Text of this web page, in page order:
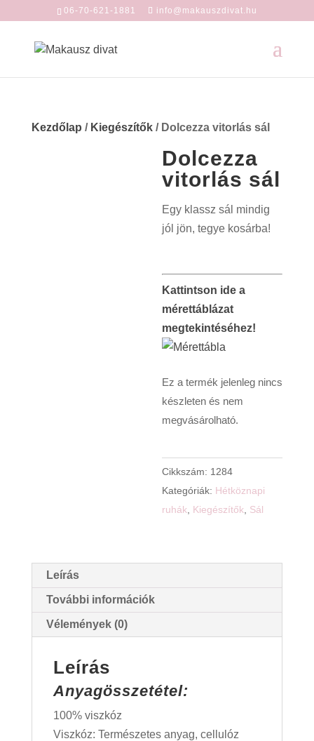
06-70-621-1881 info@makauszdivat.hu
Kezdőlap / Kiegészítők/ Dolcezza vitorlás sál
Dolcezza
vitorlás sál
Egy klassz sál mindig
jól jön, tegye kosárba!
Kattintson ide a
mérettáblázat
megtekintéséhez!
Ez a termék jelenleg nincs
készleten és nem
megvásárolható.
Cikkszám: 1284
Kategóriák: Hétköznapi
ruhák
Kiegészítők Sál
Leírás
További információk
Vélemények (0)
Leírás
Anyagösszetétel:
100% viszkóz
Viszkóz: Természetes anyag, cellulóz